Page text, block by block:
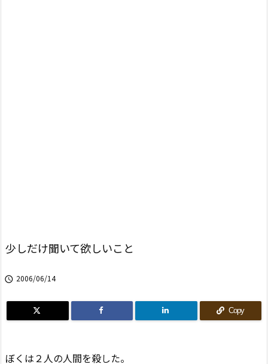
少しだけ聞いて欲しいこと
 2006/06/14
Copy
ぼくは２人の人間を殺した。